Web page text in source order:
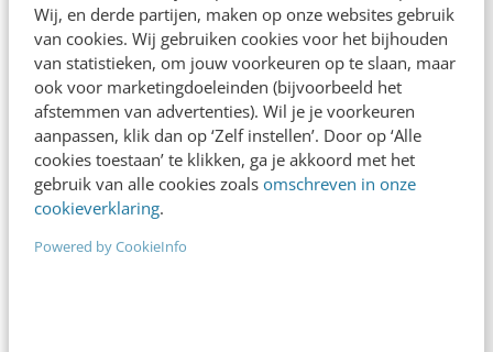
Wij, en derde partijen, maken op onze websites gebruik
van cookies. Wij gebruiken cookies voor het bijhouden
van statistieken, om jouw voorkeuren op te slaan, maar
ook voor marketingdoeleinden (bijvoorbeeld het
afstemmen van advertenties). Wil je je voorkeuren
aanpassen, klik dan op ‘Zelf instellen’. Door op ‘Alle
cookies toestaan’ te klikken, ga je akkoord met het
gebruik van alle cookies zoals omschreven in onze
cookieverklaring.
Powered by CookieInfo
In 2,5 uur van Google-first naar AI-first: zo wordt je
content beter gevonden. Schrijf je in en bekijk
direct.
Meer weten